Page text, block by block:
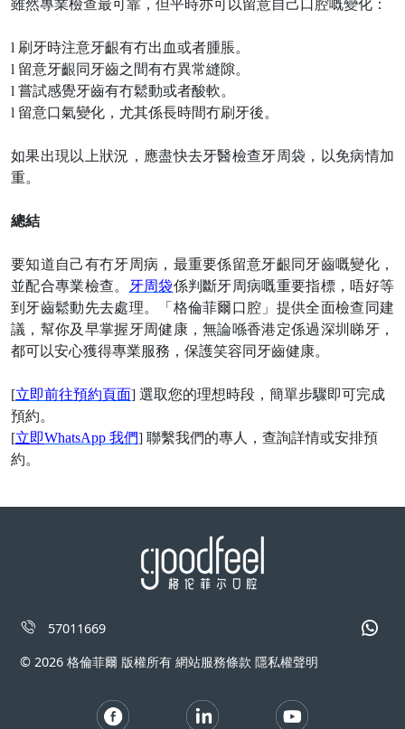
雖然專業檢查最可靠，但平時亦可以留意自己口腔嘅變化：
l 刷牙時注意牙齦有冇出血或者腫脹。
l 留意牙齦同牙齒之間有冇異常縫隙。
l 嘗試感覺牙齒有冇鬆動或者酸軟。
l 留意口氣變化，尤其係長時間冇刷牙後。
如果出現以上狀況，應盡快去牙醫檢查牙周袋，以免病情加
重。
總結
要知道自己有冇牙周病，最重要係留意牙齦同牙齒嘅變化，
並配合專業檢查。
牙周袋係判斷牙周病嘅重要指標，唔好等
到牙齒鬆動先去處理。「格倫菲爾口腔」提供全面檢查同建
議，幫你及早掌握牙周健康，無論喺香港定係過深圳睇牙，
都可以安心獲得專業服務，保護笑容同牙齒健康。
[立即前往預約頁面] 選取您的理想時段，簡單步驟即可完成
預約。
[立即WhatsApp 我們] 聯繫我們的專人，查詢詳情或安排預
約。
57011669
© 2026 格倫菲爾 版權所有 網站服務條款 隱私權聲明